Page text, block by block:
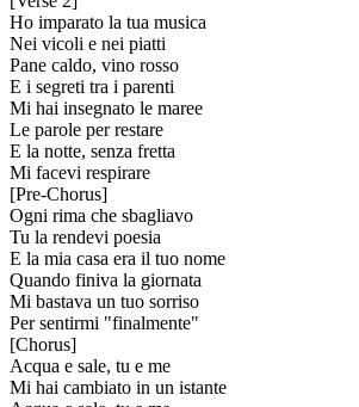
Ho imparato la tua musica
Nei vicoli e nei piatti
Pane caldo, vino rosso
E i segreti tra i parenti
Mi hai insegnato le maree
Le parole per restare
E la notte, senza fretta
Mi facevi respirare
[Pre-Chorus]
Ogni rima che sbagliavo
Tu la rendevi poesia
E la mia casa era il tuo nome
Quando finiva la giornata
Mi bastava un tuo sorriso
Per sentirmi "finalmente"
[Chorus]
Acqua e sale, tu e me
Mi hai cambiato in un istante